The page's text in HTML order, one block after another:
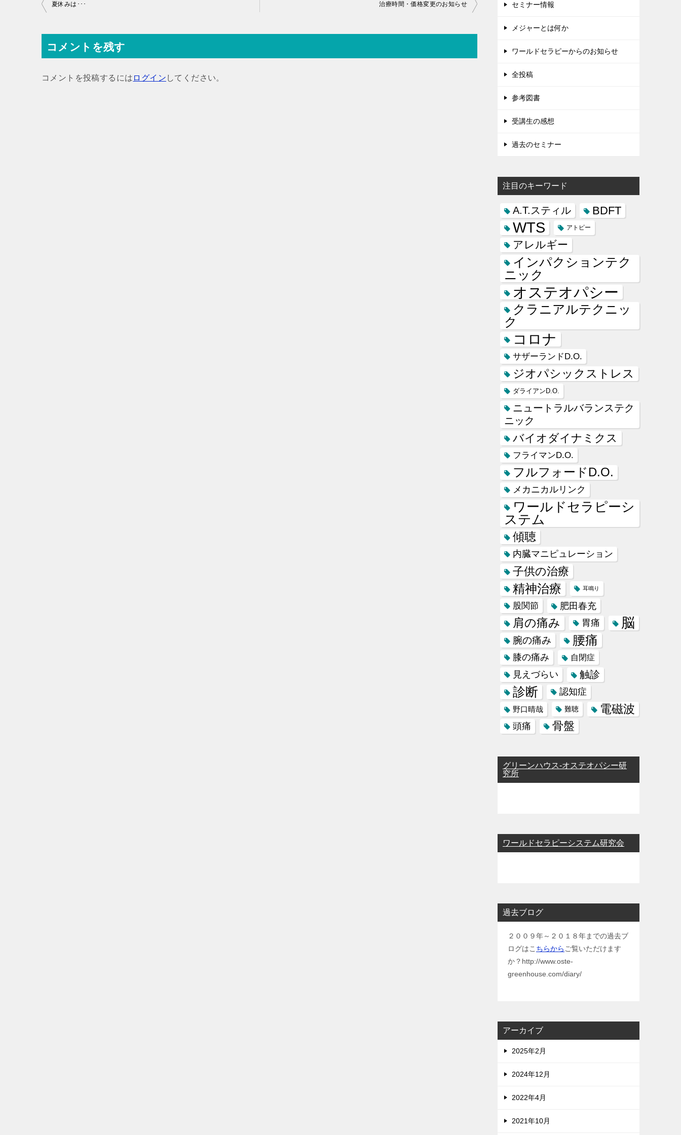
ナ
ビ
ー
夏休みは･･･ 治療時間・価格変更のお知らせ
コメントを残す
コメントを投稿するには ログイン してください。
セミナー情報
メジャーとは何か
ワールドセラピーからのお知らせ
全投稿
参考図書
受講生の感想
過去のセミナー
注目のキーワード
A.T.スティル BDFT
WTS アトピー
アレルギー
インパクションテク
ニック
オステオパシー
クラニアルテクニッ
ク
コロナ
サザーランドD.O.
ジオパシックストレス
ダライアンD.O.
ニュートラルバランステク
ニック
バイオダイナミクス
フライマンD.O.
フルフォードD.O.
メカニカルリンク
ワールドセラピーシ
ステム
傾聴
内臓マニピュレーション
子供の治療
精神治療 耳鳴り
股関節 肥田春充
肩の痛み 胃痛 脳
腕の痛み 腰痛
膝の痛み 自閉症
見えづらい 触診
診断 認知症
野口晴哉 難聴 電磁波
頭痛 骨盤
グリーンハウス-オステオパシー研
究所
ワールドセラピーシステム研究会
過去ブログ
２００９年～２０１８年までの過去ブ
ログはこ ちらから ご覧いただけます
か？http://www.oste-
greenhouse.com/diary/
アーカイブ
2025年2月
2024年12月
2022年4月
2021年10月